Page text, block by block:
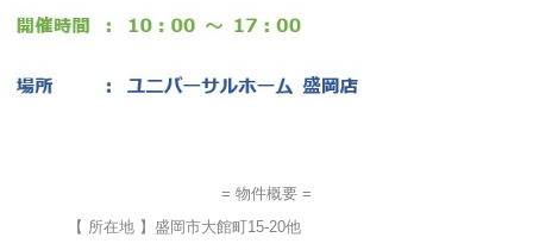
= 物件概要 =
【 所在地 】盛岡市大館町15-20他